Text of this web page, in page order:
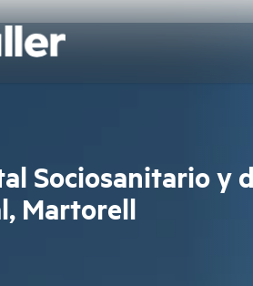
Sociosanitario y
Martorell